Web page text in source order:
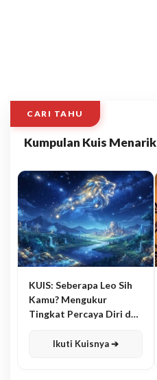
CARI TAHU
Kumpulan Kuis Menarik
KUIS: Seberapa Leo Sih
Kamu? Mengukur
Tingkat Percaya Diri dan
Ikuti Kuisnya ➔